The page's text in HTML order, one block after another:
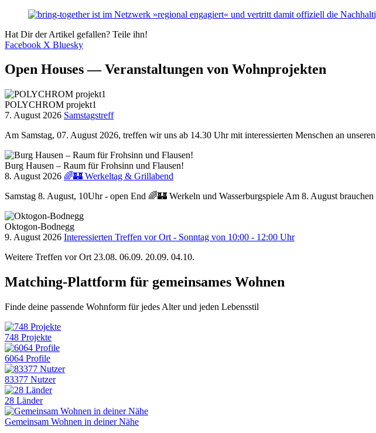
Hat Dir der Artikel gefallen? Teile ihn!
Facebook X Bluesky
Open Houses — Veranstaltungen von Wohnprojekten
POLYCHROM projekt1
7. August 2026 Samstagstreff
Am Samstag, 07. August 2026, treffen wir uns ab 14.30 Uhr mit interessierten Menschen an
Burg Hausen – Raum für Frohsinn und Flausen!
8. August 2026 🌈🏰 Werkeltag & Grillabend
Samstag 8. August, 10Uhr - open End 🌈🏰 Werkeln und Wasserburgspiele Am 8. August
Oktogon-Bodnegg
9. August 2026 Interessierten Treffen vor Ort - Sonntag von 10:00 - 12:00 Uhr
Weitere Treffen vor Ort 23.08. 06.09. 20.09. 04.10.
Matching-Plattform für gemeinsames Wohnen
Finde deine passende Wohnform für jedes Alter und jeden Lebensstil
748 Projekte
6064 Profile
83377 Nutzer
28 Länder
Gemeinsam Wohnen in deiner Nähe